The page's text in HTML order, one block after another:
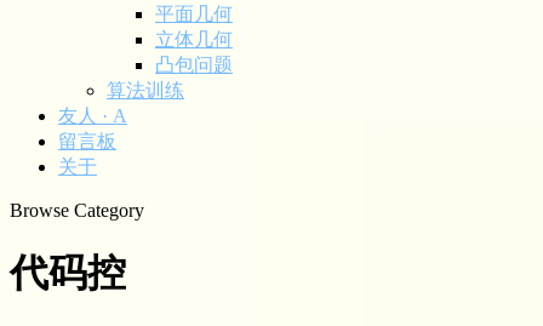
平面几何
立体几何
凸包问题
算法训练
友人 · A
留言板
关于
Browse Category
代码控